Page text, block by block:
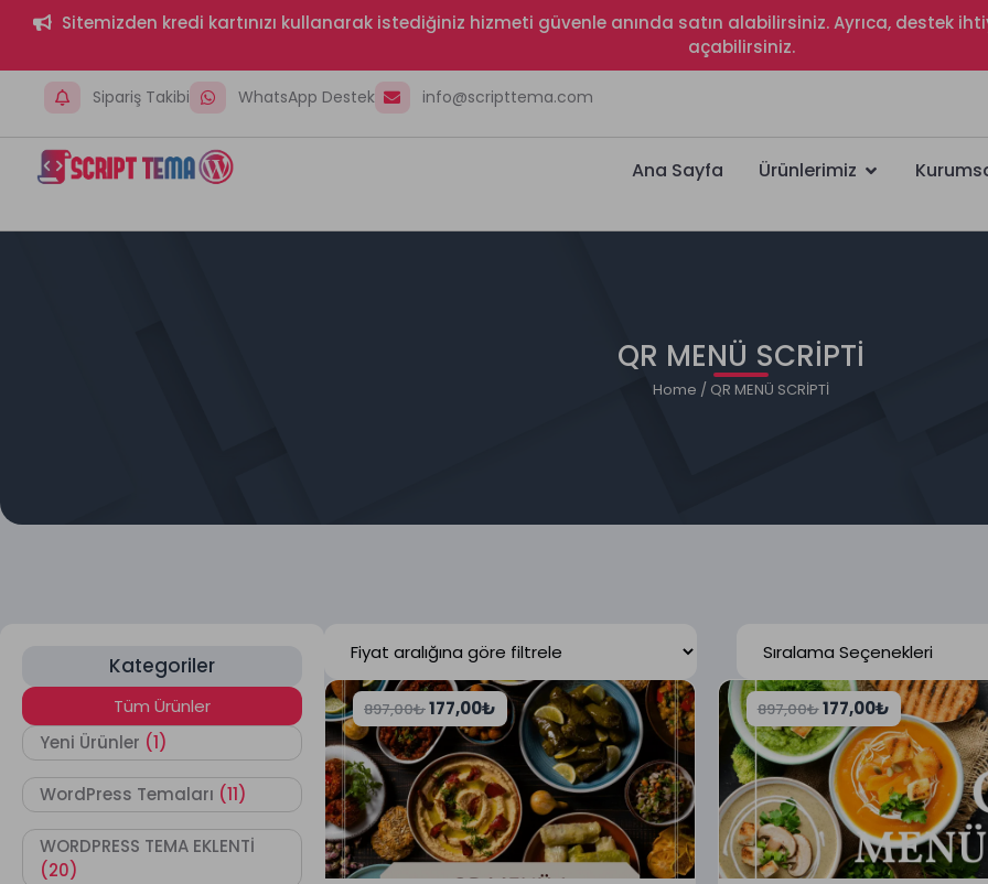
Sitemizden kredi kartınızı kullanarak istediğiniz hizmeti güvenle anında satın alabilirsiniz. Ayrıca, destek
açabilirsiniz.
Sipariş Takibi WhatsApp Destek info@scripttema.com
Ana Sayfa Ürünlerimiz
QR MENÜ SCRİPTİ
Home / QR MENÜ SCRİPTİ
Kategoriler
Tüm Ürünler
Yeni Ürünler (1)
WordPress Temaları (11)
WORDPRESS TEMA EKLENTİ
(20)
897,00₺177,00₺ 897,00₺177,00₺